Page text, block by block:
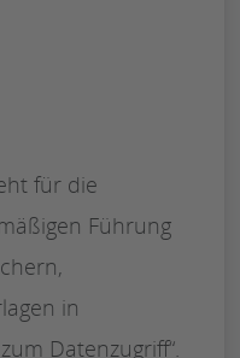
für die
Führung
in
Datenzugriff“.